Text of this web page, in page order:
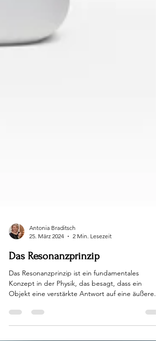
25. März 2024
2 Min. Lesezeit
Das Resonanzprinzip
Das Resonanzprinzip ist ein fundamentales
Objekt eine verstärkte Antwort auf eine äußere...